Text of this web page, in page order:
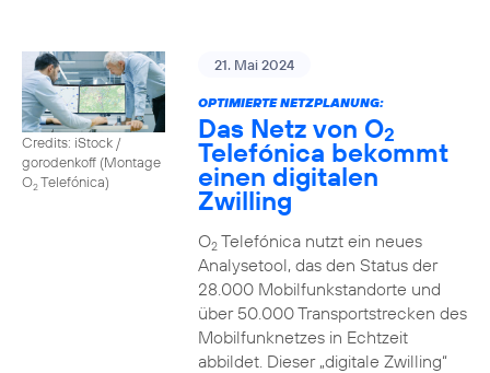
Credits: iStock /
gorodenkoff (Montage
O2Telefónica)
21. Mai 2024
OPTIMIERTE NETZPLANUNG:
Das Netz von O2
Telefónica bekommt
einen digitalen
Zwilling
O2Telefónica nutzt ein neues
Analysetool, das den Status der
28.000 Mobilfunkstandorte und
über 50.000 Transportstrecken des
Mobilfunknetzes in Echtzeit
abbildet. Dieser „digitale Zwilling“